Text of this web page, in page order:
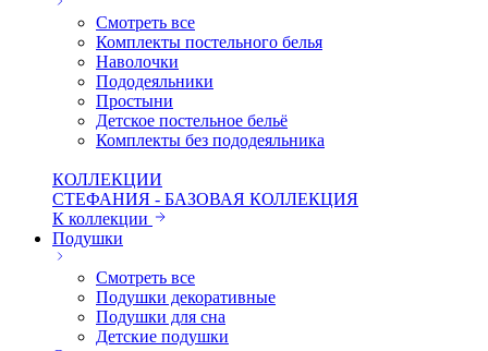
Смотреть все
Комплекты постельного белья
Наволочки
Пододеяльники
Простыни
Детское постельное бельё
Комплекты без пододеяльника
КОЛЛЕКЦИИ
СТЕФАНИЯ - БАЗОВАЯ КОЛЛЕКЦИЯ
К коллекции
Подушки
Смотреть все
Подушки декоративные
Подушки для сна
Детские подушки